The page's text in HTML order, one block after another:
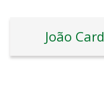
João